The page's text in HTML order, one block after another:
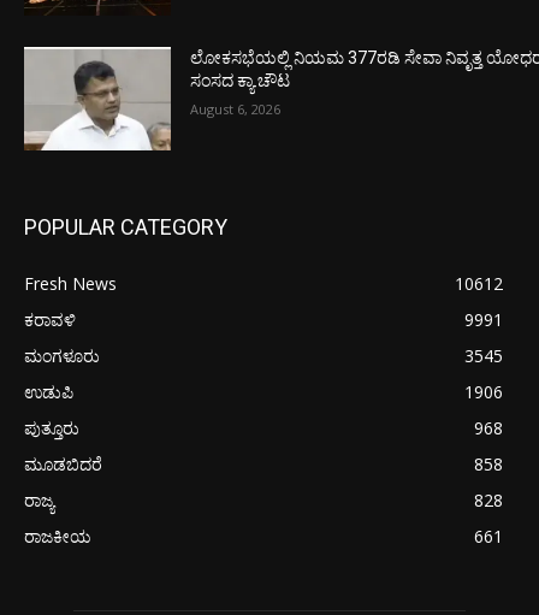
ಲೋಕಸಭೆಯಲ್ಲಿ ನಿಯಮ 377ರಡಿ ಸೇವಾ ನಿವೃತ್ತ
ಸಂಸದ ಕ್ಯಾ.ಚೌಟ
August 6, 2026
POPULAR CATEGORY
Fresh News
10612
ಕರಾವಳಿ
9991
ಮಂಗಳೂರು
3545
ಉಡುಪಿ
1906
ಪುತ್ತೂರು
968
ಮೂಡಬಿದರೆ
858
ರಾಜ್ಯ
828
ರಾಜಕೀಯ
661